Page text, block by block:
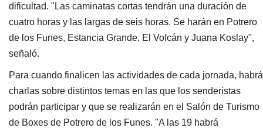
dificultad. "Las caminatas cortas tendrán una duración de
cuatro horas y las largas de seis horas. Se harán en Potrero
de los Funes, Estancia Grande, El Volcán y Juana Koslay",
señaló.
Para cuando finalicen las actividades de cada jornada, habrá
charlas sobre distintos temas en las que los senderistas
podrán participar y que se realizarán en el Salón de Turismo
de Boxes de Potrero de los Funes. "A las 19 habrá